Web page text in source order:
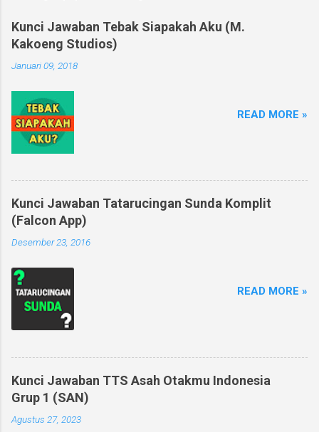
Kunci Jawaban Tebak Siapakah Aku (M.
Kakoeng Studios)
Januari 09, 2018
READ MORE »
Kunci Jawaban Tatarucingan Sunda Komplit
(Falcon App)
Desember 23, 2016
READ MORE »
Kunci Jawaban TTS Asah Otakmu Indonesia
Grup 1 (SAN)
Agustus 27, 2023